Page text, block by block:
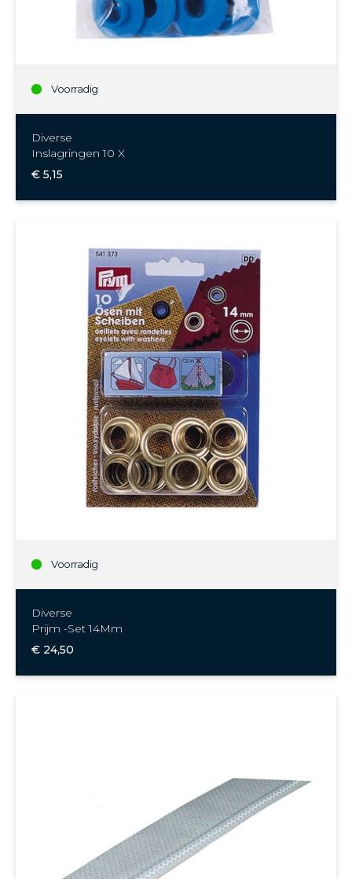
Voorradig
Diverse
Inslagringen 10 X
€ 5,15
Voorradig
Diverse
Prijm -Set 14Mm
€ 24,50